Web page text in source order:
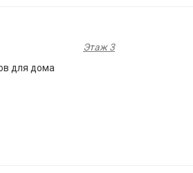
для дома
Этаж 3